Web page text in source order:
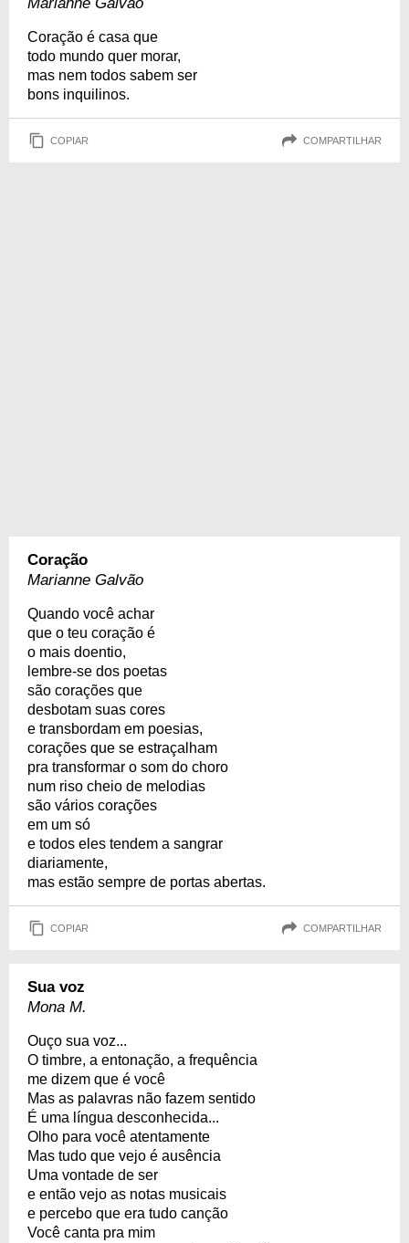
Coração é casa que
todo mundo quer morar,
mas nem todos sabem ser
bons inquilinos.
COPIAR COMPARTILHAR
Coração
Marianne Galvão
Quando você achar
que o teu coração é
o mais doentio,
lembre-se dos poetas
são corações que
desbotam suas cores
e transbordam em poesias,
corações que se estraçalham
pra transformar o som do choro
num riso cheio de melodias
são vários corações
em um só
e todos eles tendem a sangrar
diariamente,
mas estão sempre de portas abertas.
COPIAR COMPARTILHAR
Sua voz
Mona M.
Ouço sua voz...
O timbre, a entonação, a frequência
me dizem que é você
Mas as palavras não fazem sentido
É uma língua desconhecida...
Olho para você atentamente
Mas tudo que vejo é ausência
Uma vontade de ser
e então vejo as notas musicais
e percebo que era tudo canção
Você canta pra mim